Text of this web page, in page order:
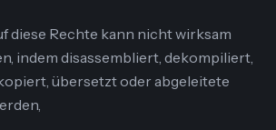
diese Rechte kann nicht wirksam
indem disassembliert, dekompiliert,
übersetzt oder abgeleitete